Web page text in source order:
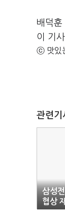
배덕
이 기
ⓒ 맛있
관련기
삼성
협상